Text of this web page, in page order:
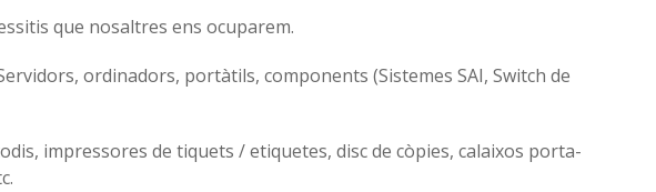
que nosaltres ens ocuparem.
ordinadors, portàtils, components (Sistemes SAI, Switch de
impressores de tiquets / etiquetes, disc de còpies, calaixos porta-